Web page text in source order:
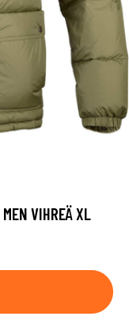
VIHREÄ XL